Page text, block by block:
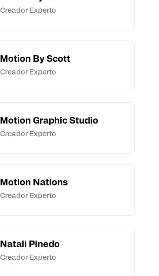
Creador Experto
Motion By Scott
Creador Experto
Motion Graphic Studio
Creador Experto
Motion Nations
Creador Experto
Natali Pinedo
Creador Experto